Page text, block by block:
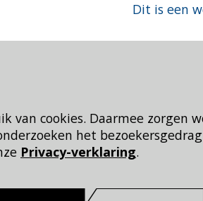
cookies. Daarmee zorgen
het
Privacy-verklaring.
Dit is een